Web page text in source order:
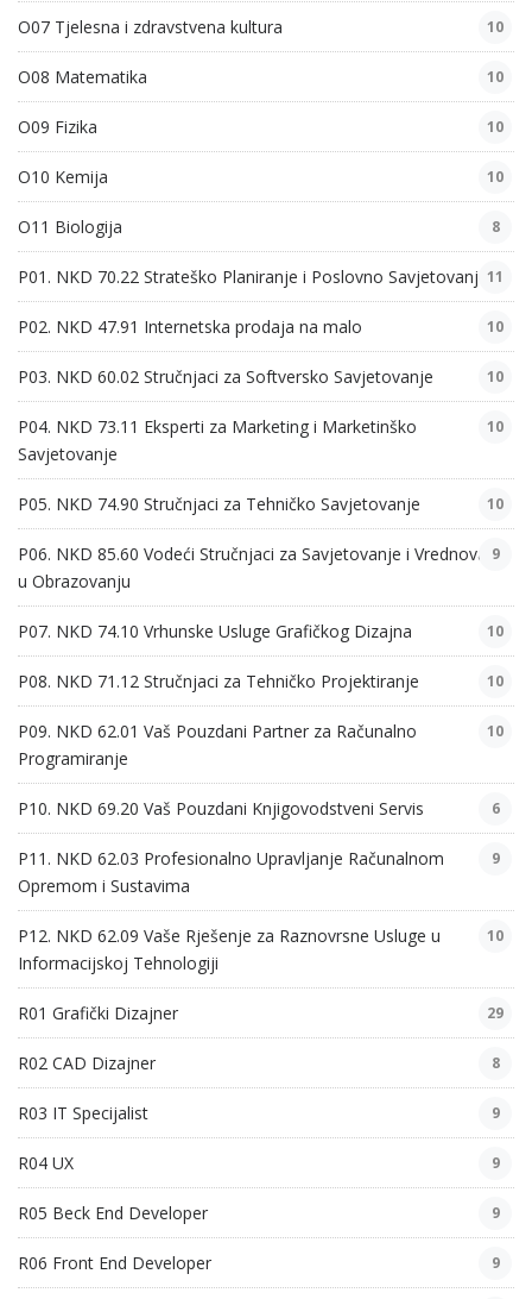
O07 Tjelesna i zdravstvena kultura 10
O08 Matematika 10
O09 Fizika 10
O10 Kemija 10
O11 Biologija 8
P01. NKD 70.22 Strateško Planiranje i Poslovno Savjetovanje11
P02. NKD 47.91 Internetska prodaja na malo 10
P03. NKD 60.02 Stručnjaci za Softversko Savjetovanje 10
P04. NKD 73.11 Eksperti za Marketing i Marketinško
Savjetovanje
10
P05. NKD 74.90 Stručnjaci za Tehničko Savjetovanje 10
P06. NKD 85.60 Vodeći Stručnjaci za Savjetovanje i Vrednovanje
u Obrazovanju
9
P07. NKD 74.10 Vrhunske Usluge Grafičkog Dizajna 10
P08. NKD 71.12 Stručnjaci za Tehničko Projektiranje 10
P09. NKD 62.01 Vaš Pouzdani Partner za Računalno
Programiranje
10
P10. NKD 69.20 Vaš Pouzdani Knjigovodstveni Servis 6
P11. NKD 62.03 Profesionalno Upravljanje Računalnom
Opremom i Sustavima
9
P12. NKD 62.09 Vaše Rješenje za Raznovrsne Usluge u
Informacijskoj Tehnologiji
10
R01 Grafički Dizajner 29
R02 CAD Dizajner 8
R03 IT Specijalist 9
R04 UX 9
R05 Beck End Developer 9
R06 Front End Developer 9